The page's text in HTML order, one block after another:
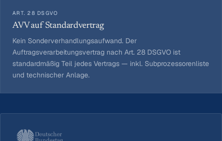
ART. 28 DSGVO
AVV auf Standardvertrag
Kein Sonderverhandlungsaufwand. Der
Auftragsverarbeitungsvertrag nach Art. 28 DSGVO ist
standardmäßig Teil jedes Vertrags — inkl. Subprozessorenliste
und technischer Anlage.